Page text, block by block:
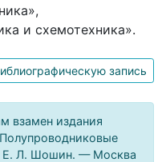
и схемотехника».
запись
взамен издания
Е. Л. Шошин. — Москва